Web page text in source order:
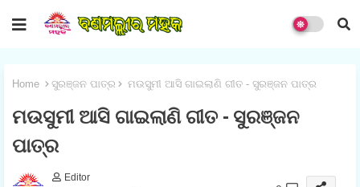
Home ସୁରଞ୍ଜନ ପାତ୍ର ମଉସୁମୀ ଆସି ଗାଇଲାଣି ଗୀତ - ସୁରଞ୍ଜନ ପାତ୍ର
ମଉସୁମୀ ଆସି ଗାଇଲାଣି ଗୀତ - ସୁରଞ୍ଜନ
ପାତ୍ର
Editor